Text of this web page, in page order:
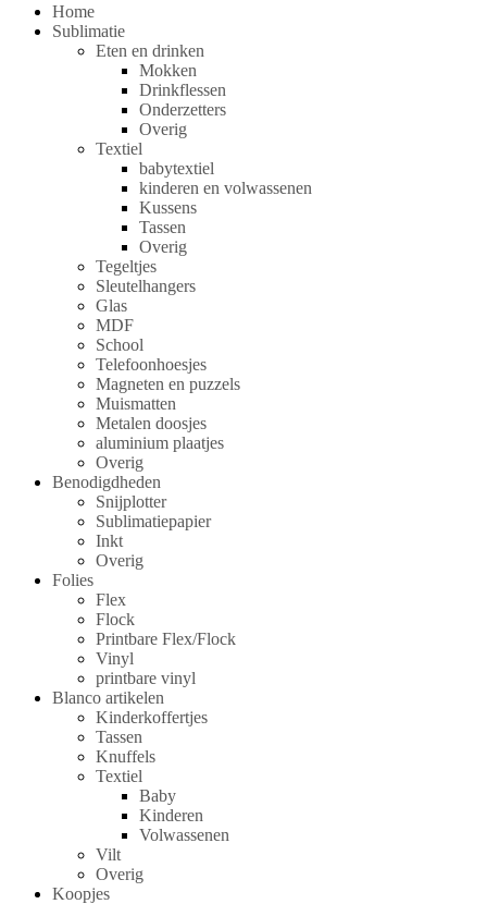
Home
Sublimatie
Eten en drinken
Mokken
Drinkflessen
Onderzetters
Overig
Textiel
babytextiel
kinderen en volwassenen
Kussens
Tassen
Overig
Tegeltjes
Sleutelhangers
Glas
MDF
School
Telefoonhoesjes
Magneten en puzzels
Muismatten
Metalen doosjes
aluminium plaatjes
Overig
Benodigdheden
Snijplotter
Sublimatiepapier
Inkt
Overig
Folies
Flex
Flock
Printbare Flex/Flock
Vinyl
printbare vinyl
Blanco artikelen
Kinderkoffertjes
Tassen
Knuffels
Textiel
Baby
Kinderen
Volwassenen
Vilt
Overig
Koopjes